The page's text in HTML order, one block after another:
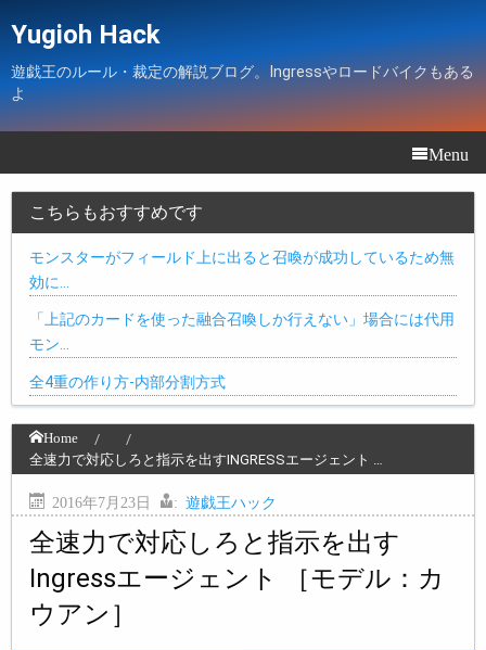
Yugioh Hack
遊戯王のルール・裁定の解説ブログ。Ingressやロードバイクもある
よ
Menu
こちらもおすすめです
モンスターがフィールド上に出ると召喚が成功しているため無
効に…
「上記のカードを使った融合召喚しか行えない」場合には代用
モン…
全4重の作り方-内部分割方式
Home
全速力で対応しろと指示を出すINGRESSエージェント …
2016年7月23日 : 遊戯王ハック
全速力で対応しろと指示を出す
Ingressエージェント ［モデル：カ
ウアン］